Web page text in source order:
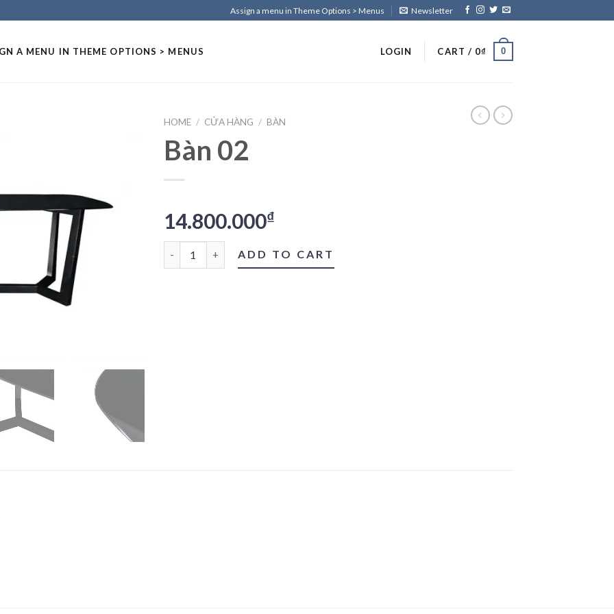
Assign a menu in Theme Options > Menus Newsletter
A MENU IN THEME OPTIONS > MENUS LOGIN CART / 0₫ 0
HOME / CỬA HÀNG / BÀN
Bàn 02
14.800.000₫
ADD TO CART